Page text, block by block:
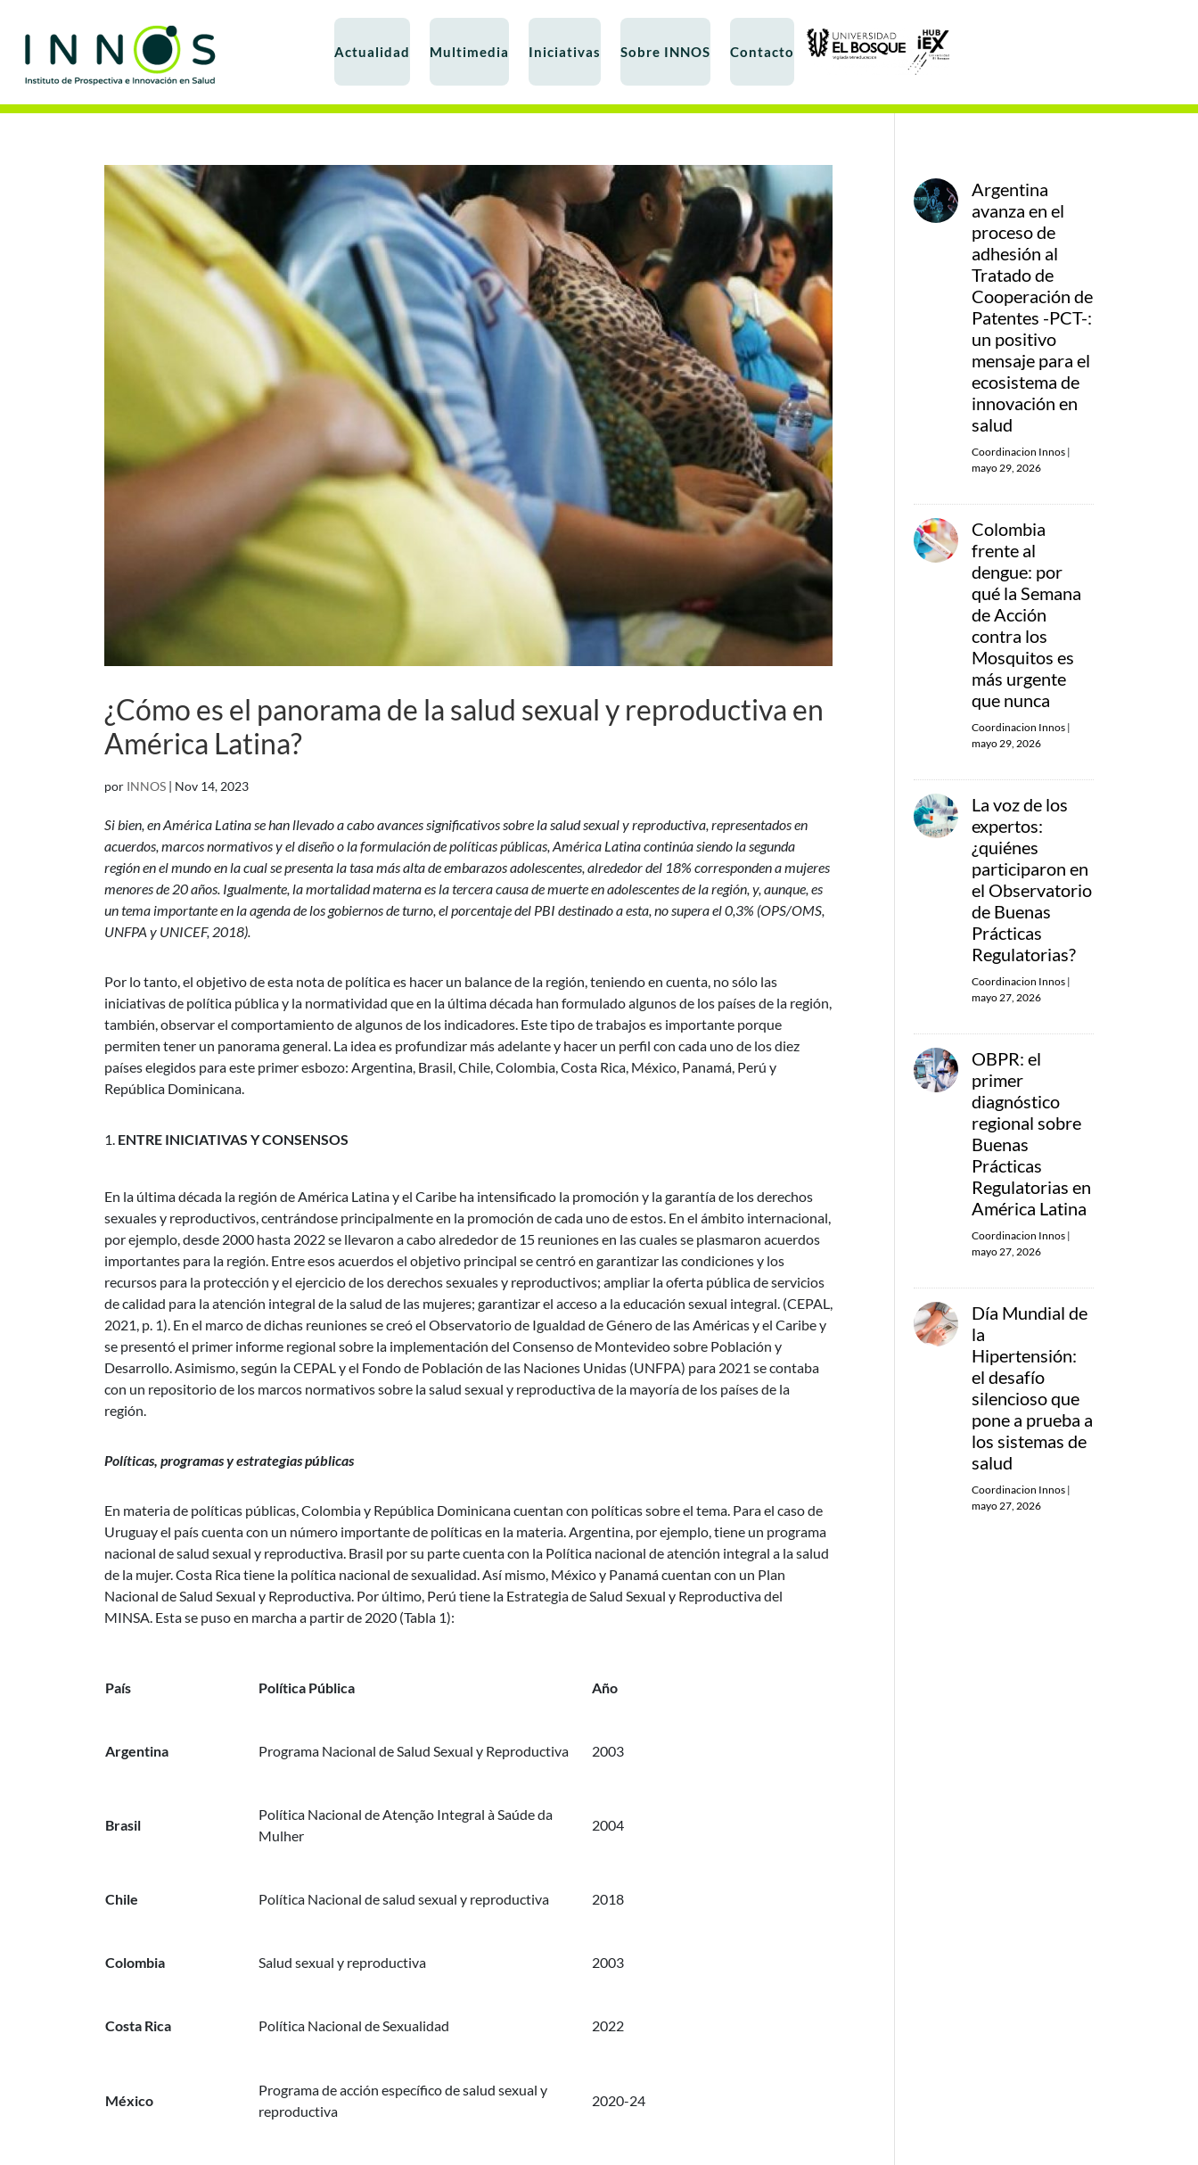
Actualidad Multimedia Iniciativas Sobre INNOS Contacto
¿Cómo es el panorama de la salud sexual y reproductiva en
América Latina?
por INNOS | Nov 14, 2023
Si bien, en América Latina se han llevado a cabo avances significativos sobre la salud sexual y reproductiva, representados en
acuerdos, marcos normativos y el diseño o la formulación de políticas públicas, América Latina continúa siendo la segunda
región en el mundo en la cual se presenta la tasa más alta de embarazos adolescentes, alrededor del 18% corresponden a mujeres
menores de 20 años. Igualmente, la mortalidad materna es la tercera causa de muerte en adolescentes de la región, y, aunque, es
un tema importante en la agenda de los gobiernos de turno, el porcentaje del PBI destinado a esta, no supera el 0,3% (OPS/OMS,
UNFPA y UNICEF, 2018).
Por lo tanto, el objetivo de esta nota de política es hacer un balance de la región, teniendo en cuenta, no sólo las
iniciativas de política pública y la normatividad que en la última década han formulado algunos de los países de la región,
también, observar el comportamiento de algunos de los indicadores. Este tipo de trabajos es importante porque
permiten tener un panorama general. La idea es profundizar más adelante y hacer un perfil con cada uno de los diez
países elegidos para este primer esbozo: Argentina, Brasil, Chile, Colombia, Costa Rica, México, Panamá, Perú y
República Dominicana.
ENTRE INICIATIVAS Y CONSENSOS
En la última década la región de América Latina y el Caribe ha intensificado la promoción y la garantía de los derechos
sexuales y reproductivos, centrándose principalmente en la promoción de cada uno de estos. En el ámbito internacional,
por ejemplo, desde 2000 hasta 2022 se llevaron a cabo alrededor de 15 reuniones en las cuales se plasmaron acuerdos
importantes para la región. Entre esos acuerdos el objetivo principal se centró en garantizar las condiciones y los
recursos para la protección y el ejercicio de los derechos sexuales y reproductivos; ampliar la oferta pública de servicios
de calidad para la atención integral de la salud de las mujeres; garantizar el acceso a la educación sexual integral. (CEPAL,
2021, p. 1). En el marco de dichas reuniones se creó el Observatorio de Igualdad de Género de las Américas y el Caribe y
se presentó el primer informe regional sobre la implementación del Consenso de Montevideo sobre Población y
Desarrollo. Asimismo, según la CEPAL y el Fondo de Población de las Naciones Unidas (UNFPA) para 2021 se contaba
con un repositorio de los marcos normativos sobre la salud sexual y reproductiva de la mayoría de los países de la
región.
Políticas, programas y estrategias públicas
En materia de políticas públicas, Colombia y República Dominicana cuentan con políticas sobre el tema. Para el caso de
Uruguay el país cuenta con un número importante de políticas en la materia. Argentina, por ejemplo, tiene un programa
nacional de salud sexual y reproductiva. Brasil por su parte cuenta con la Política nacional de atención integral a la salud
de la mujer. Costa Rica tiene la política nacional de sexualidad. Así mismo, México y Panamá cuentan con un Plan
Nacional de Salud Sexual y Reproductiva. Por último, Perú tiene la Estrategia de Salud Sexual y Reproductiva del
MINSA. Esta se puso en marcha a partir de 2020 (Tabla 1):
País Política Pública Año
Argentina Programa Nacional de Salud Sexual y Reproductiva 2003
Brasil
Política Nacional de Atenção Integral à Saúde da
Mulher
2004
Chile Política Nacional de salud sexual y reproductiva 2018
Colombia Salud sexual y reproductiva 2003
Costa Rica Política Nacional de Sexualidad 2022
México
Programa de acción específico de salud sexual y
reproductiva
2020-24
Argentina
avanza en el
proceso de
adhesión al
Tratado de
Cooperación de
Patentes -PCT-:
un positivo
mensaje para el
ecosistema de
innovación en
salud
Coordinacion Innos |
mayo 29, 2026
Colombia
frente al
dengue: por
qué la Semana
de Acción
contra los
Mosquitos es
más urgente
que nunca
Coordinacion Innos |
mayo 29, 2026
La voz de los
expertos:
¿quiénes
participaron en
el Observatorio
de Buenas
Prácticas
Regulatorias?
Coordinacion Innos |
mayo 27, 2026
OBPR: el
primer
diagnóstico
regional sobre
Buenas
Prácticas
Regulatorias en
América Latina
Coordinacion Innos |
mayo 27, 2026
Día Mundial de
la
Hipertensión:
el desafío
silencioso que
pone a prueba a
los sistemas de
salud
Coordinacion Innos |
mayo 27, 2026